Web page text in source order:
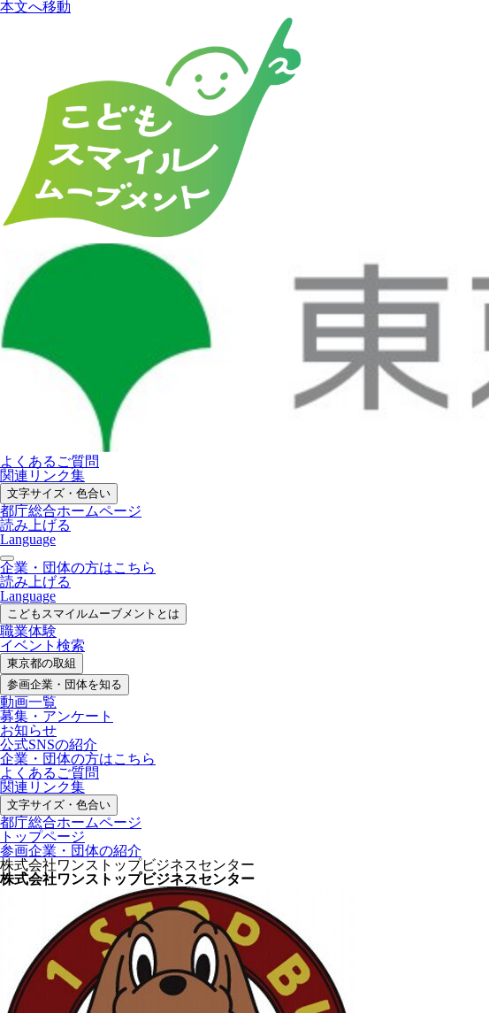
本文へ移動
よくあるご質問
関連リンク集
文字サイズ・色合い
都庁総合ホームページ
読み上げる
Language
企業・団体の方はこちら
読み上げる
Language
こどもスマイルムーブメントとは
職業体験
イベント検索
東京都の取組
参画企業・ 団体を知る
動画一覧
募集・ アンケート
お知らせ
公式SNSの紹介
企業・団体の方はこちら
よくあるご質問
関連リンク集
文字サイズ・色合い
都庁総合ホームページ
トップページ
参画企業・団体の紹介
株式会社ワンストップビジネスセンター
株式会社ワンストップビジネスセンター